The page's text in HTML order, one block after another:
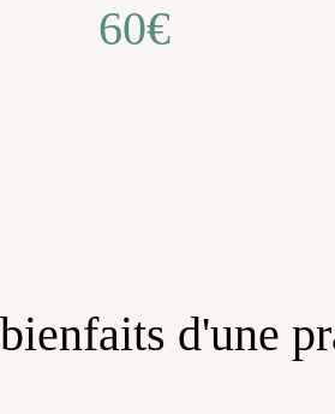
60€
d'une